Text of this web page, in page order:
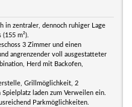
in zentraler, dennoch ruhiger Lage
m²).
3 Zimmer und einen
angrenzender voll ausgestatteter
Herd mit Backofen,
Grillmöglichkeit, 2
laden zum Verweilen ein.
Parkmöglichkeiten.